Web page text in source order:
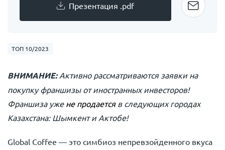
ТОП 10/2023
ВНИМАНИЕ:Активно рассматриваются заявки на
покупку франшизы от иностранных инвесторов!
Франшиза уже не продаетсяв следующих городах
Казахстана: Шымкент и Актобе!
Global Coffee — это симбиоз непревзойденного вкуса
Презентация .pdf